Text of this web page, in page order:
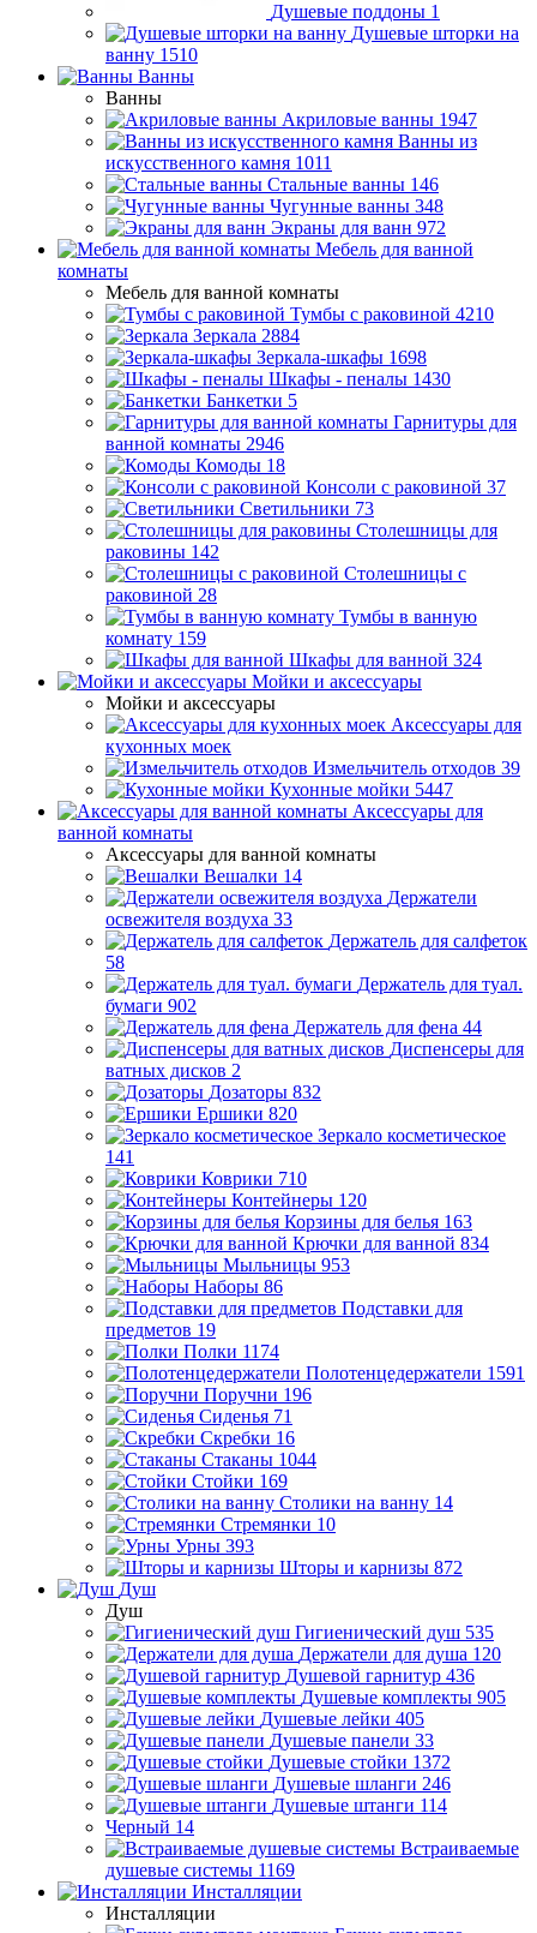
Душевые поддоны 1
Душевые шторки на
ванну 1510
Ванны
Ванны
Акриловые ванны 1947
Ванны из
искусственного камня 1011
Стальные ванны 146
Чугунные ванны 348
Экраны для ванн 972
Мебель для ванной
комнаты
Мебель для ванной комнаты
Тумбы с раковиной 4210
Зеркала 2884
Зеркала-шкафы 1698
Шкафы - пеналы 1430
Банкетки 5
Гарнитуры для
ванной комнаты 2946
Комоды 18
Консоли с раковиной 37
Светильники 73
Столешницы для
раковины 142
Столешницы с
раковиной 28
Тумбы в ванную
комнату 159
Шкафы для ванной 324
Мойки и аксессуары
Мойки и аксессуары
Аксессуары для
кухонных моек
Измельчитель отходов 39
Кухонные мойки 5447
Аксессуары для
ванной комнаты
Аксессуары для ванной комнаты
Вешалки 14
Держатели
освежителя воздуха 33
Держатель для салфеток
58
Держатель для туал.
бумаги 902
Держатель для фена 44
Диспенсеры для
ватных дисков 2
Дозаторы 832
Ершики 820
Зеркало косметическое
141
Коврики 710
Контейнеры 120
Корзины для белья 163
Крючки для ванной 834
Мыльницы 953
Наборы 86
Подставки для
предметов 19
Полки 1174
Полотенцедержатели 1591
Поручни 196
Сиденья 71
Скребки 16
Стаканы 1044
Стойки 169
Столики на ванну 14
Стремянки 10
Урны 393
Шторы и карнизы 872
Душ
Душ
Гигиенический душ 535
Держатели для душа 120
Душевой гарнитур 436
Душевые комплекты 905
Душевые лейки 405
Душевые панели 33
Душевые стойки 1372
Душевые шланги 246
Душевые штанги 114
Черный 14
Встраиваемые
душевые системы 1169
Инсталляции
Инсталляции